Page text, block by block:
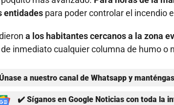
entidades para poder controlar el incendio
a los habitantes cercanos a la zona
inmediato cualquier columna de humo o
a nuestro canal de Whatsapp y
✔️ Síganos en Google Noticias con toda la